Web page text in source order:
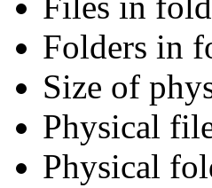
Folders in
Size of
Physical
Physical